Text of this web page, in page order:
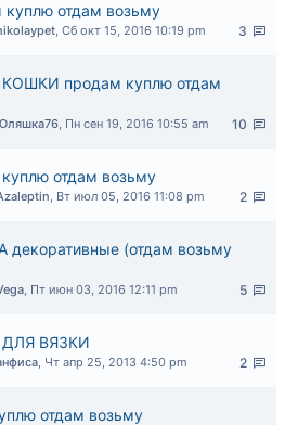
отдам возьму
3
, Сб окт 15, 2016 10:19 pm
продам куплю отдам
10
, Пн сен 19, 2016 10:55 am
отдам возьму
2
, Вт июл 05, 2016 11:08 pm
(отдам возьму
5
, Пт июн 03, 2016 12:11 pm
ДЛЯ ВЯЗКИ
2
, Чт апр 25, 2013 4:50 pm
отдам возьму